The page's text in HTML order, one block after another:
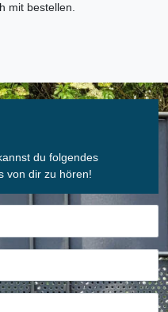
mit bestellen.
du folgendes
von dir zu hören!